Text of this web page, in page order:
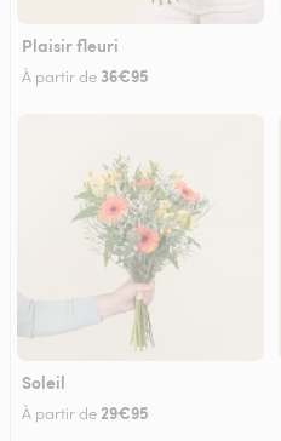
Plaisir fleuri
À partir de 36€95
Soleil
À partir de29€95